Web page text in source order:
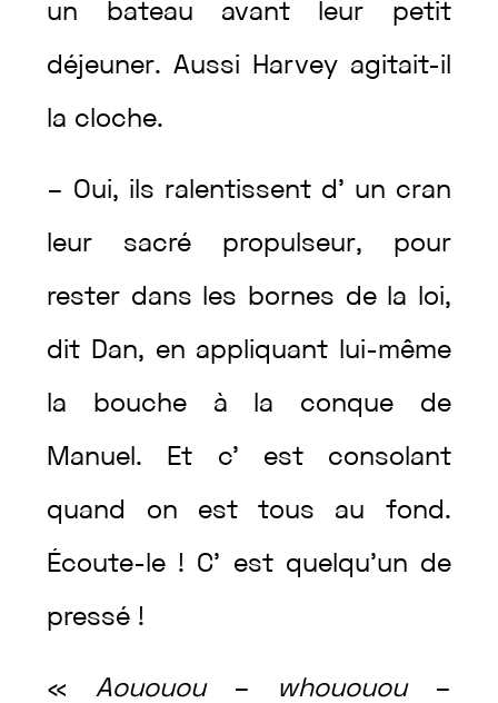
un bateau avant leur petit
déjeuner.Aussi Harvey agitait-il
la cloche.
– Oui, ils ralentissent d’ un cran
leur sacré propulseur, pour
rester dans les bornes de la loi,
dit Dan, en appliquant lui-même
la bouche à la conque de
Manuel . Et c’ est consolant
quand on esttous au fond.
Écoute-le ! C’ est quelqu’un de
pressé !
« Aououou – whououou –